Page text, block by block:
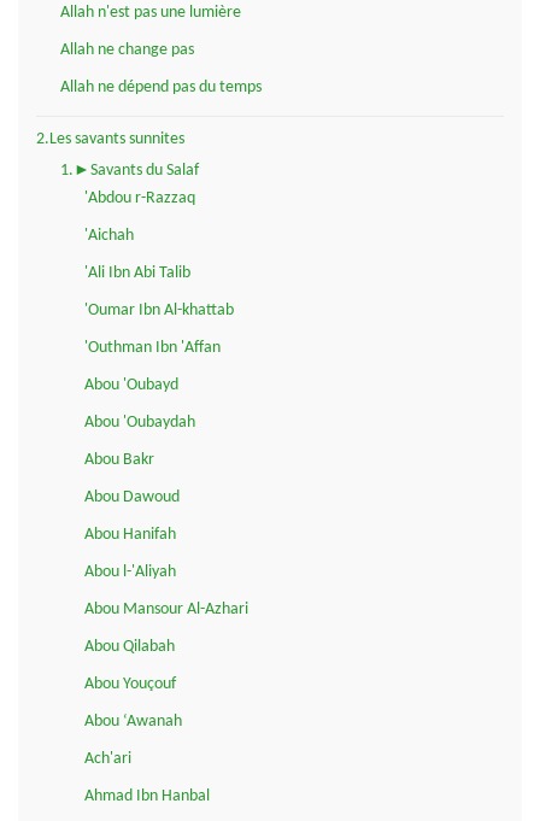
Allah n'est pas une lumière
Allah ne change pas
Allah ne dépend pas du temps
2.Les savants sunnites
1.►Savants du Salaf
'Abdou r-Razzaq
'Aichah
'Ali Ibn Abi Talib
'Oumar Ibn Al-khattab
'Outhman Ibn 'Affan
Abou 'Oubayd
Abou 'Oubaydah
Abou Bakr
Abou Dawoud
Abou Hanifah
Abou l-'Aliyah
Abou Mansour Al-Azhari
Abou Qilabah
Abou Youçouf
Abou ‘Awanah
Ach'ari
Ahmad Ibn Hanbal